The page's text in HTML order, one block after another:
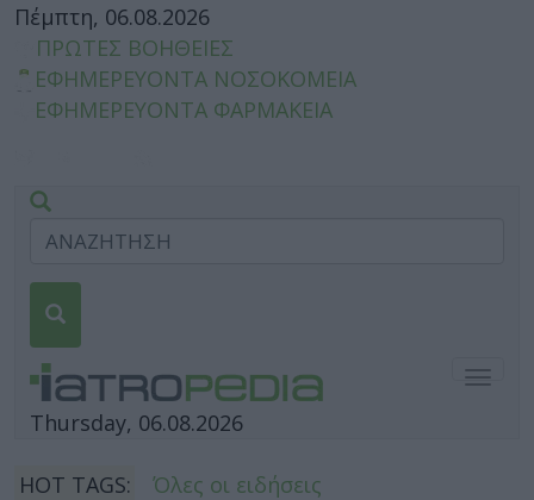
Πέμπτη, 06.08.2026
ΠΡΩΤΕΣ ΒΟΗΘΕΙΕΣ
ΕΦΗΜΕΡΕΥΟΝΤΑ ΝΟΣΟΚΟΜΕΙΑ
ΕΦΗΜΕΡΕΥΟΝΤΑ ΦΑΡΜΑΚΕΙΑ
Thursday, 06.08.2026
HOT TAGS:
Όλες οι ειδήσεις